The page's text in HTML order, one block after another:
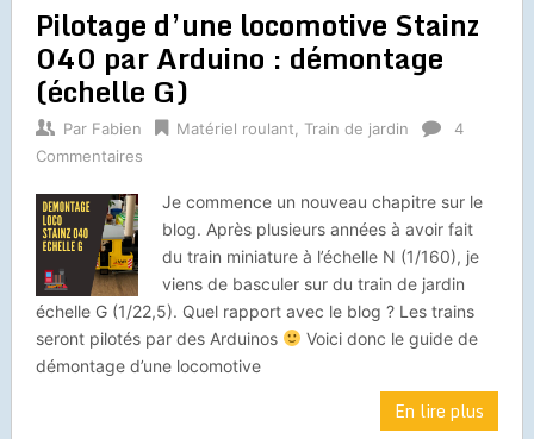
Pilotage d’une locomotive Stainz
040 par Arduino : démontage
(échelle G)
Par Fabien Matériel roulant Train de jardin
4
Commentaires
Je commence un nouveau chapitre sur le
blog. Après plusieurs années à avoir fait
du train miniature à l’échelle N (1/160), je
viens de basculer sur du train de jardin
échelle G (1/22,5). Quel rapport avec le blog ? Les trains
seront pilotés par des Arduinos
Voici donc le guide de
démontage d’une locomotive
En lire plus